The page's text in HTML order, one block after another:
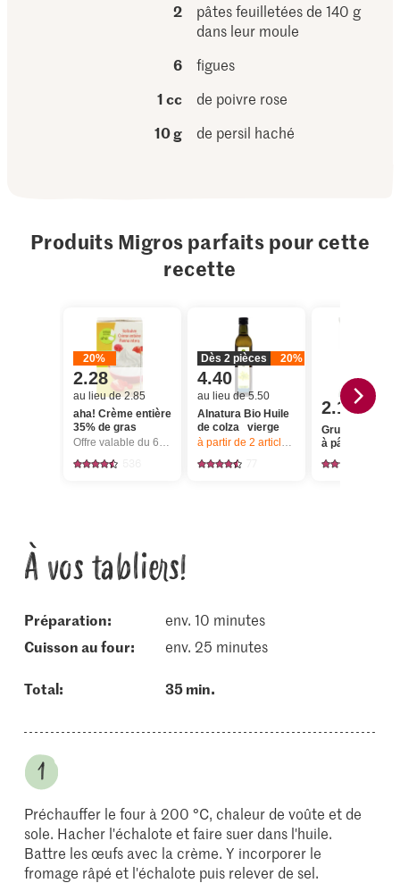
2
pâtes feuilletées de 140 g
dans leur moule
6
figues
1 cc
de poivre rose
10 g
de persil haché
Produits Migros parfaits pour cette
recette
20%
2.28
au lieu de 2.85
aha! Crème entière
35% de gras
Offre valable du 6.8 au 12.8.2026, jusqu’à épuisement du stock.
Dès 2 pièces 20%
4.40
au lieu de 5.50
Alnatura Bio Huile
de colza vierge
à partir de 2 articles, Offre valable du
2.10
Gruyère
à pâte dure
À vos tabliers!
Préparation:
env. 10 minutes
cuisson au four:
env. 25 minutes
Total: 35 min.
Préchauffer le four à 200 °C, chaleur de voûte et de
sole. Hacher l'échalote et faire suer dans l'huile.
Battre les œufs avec la crème. Y incorporer le
fromage râpé et l'échalote puis relever de sel.